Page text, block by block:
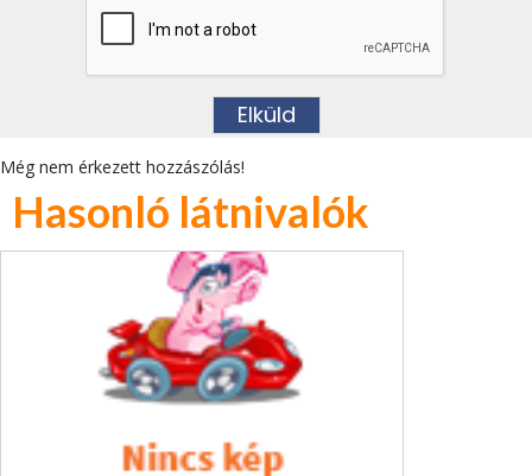
Még nem érkezett hozzászólás!
Hasonló látnivalók